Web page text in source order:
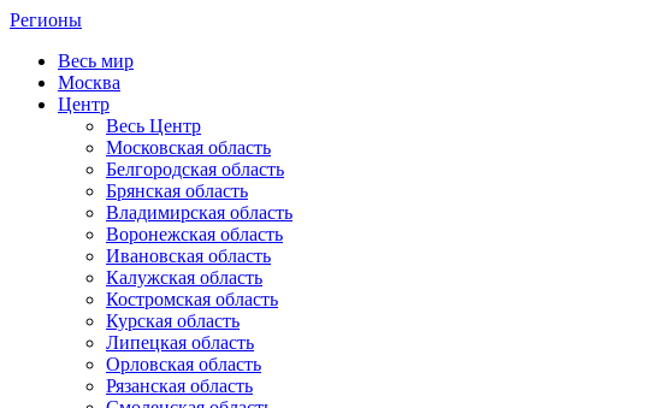
Регионы
Весь мир
Москва
Центр
Весь Центр
Московская область
Белгородская область
Брянская область
Владимирская область
Воронежская область
Ивановская область
Калужская область
Костромская область
Курская область
Липецкая область
Орловская область
Рязанская область